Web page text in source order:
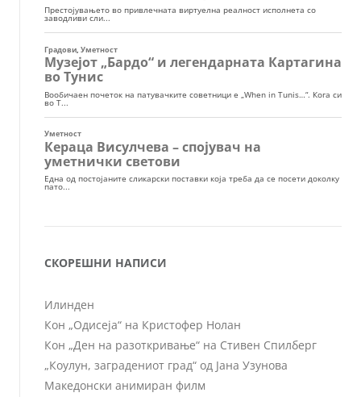
СКОРЕШНИ НАПИСИ
Илинден
Кон „Одисеја“ на Кристофер Нолан
Кон „Ден на разоткривање“ на Стивен Спилберг
„Коулун, заградениот град“ од Јана Узунова
Македонски анимиран филм